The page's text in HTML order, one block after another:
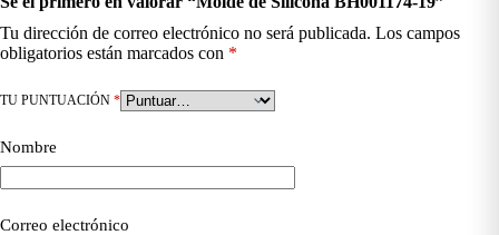
Tu dirección de correo electrónico no será publicada. Los campos
obligatorios están marcados con *
TU PUNTUACIÓN *
Nombre
Correo electrónico